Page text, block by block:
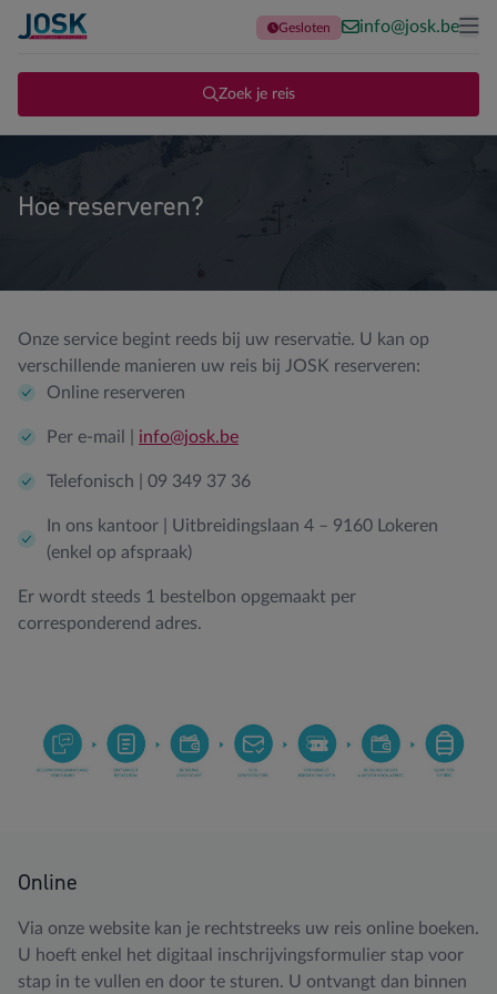
Terug naar de homepage
Gesloten info@josk.be
Zoek je reis
Hoe reserveren?
Onze service begint reeds bij uw reservatie. U kan op
verschillende manieren uw reis bij JOSK reserveren:
Online reserveren
Per e-mail | info@josk.be
Telefonisch | 09 349 37 36
In ons kantoor | Uitbreidingslaan 4 – 9160 Lokeren
(enkel op afspraak)
Er wordt steeds 1 bestelbon opgemaakt per
corresponderend adres.
Online
Via onze website kan je rechtstreeks uw reis online boeken.
U hoeft enkel het digitaal inschrijvingsformulier stap voor
stap in te vullen en door te sturen. U ontvangt dan binnen